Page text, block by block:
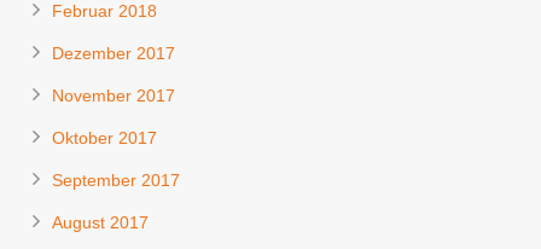
Februar 2018
Dezember 2017
November 2017
Oktober 2017
September 2017
August 2017